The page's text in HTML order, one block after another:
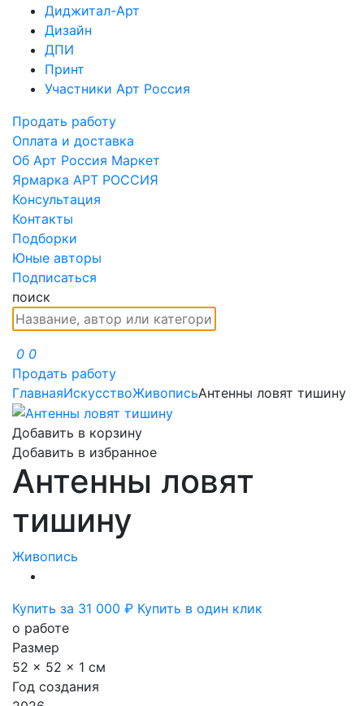
Диджитал-Арт
Дизайн
ДПИ
Принт
Участники Арт Россия
Продать работу
Оплата и доставка
Об Арт Россия Маркет
Ярмарка АРТ РОССИЯ
Консультация
Контакты
Подборки
Юные авторы
Подписаться
поиск
0 0
Продать работу
ГлавнаяИскусствоЖивописьАнтенны ловят тишину
Добавить в корзину
Добавить в избранное
Антенны ловят
тишину
Живопись
Купить за 31 000 ₽ Купить в один клик
о работе
Размер
52 x 52 x 1 см
Год создания